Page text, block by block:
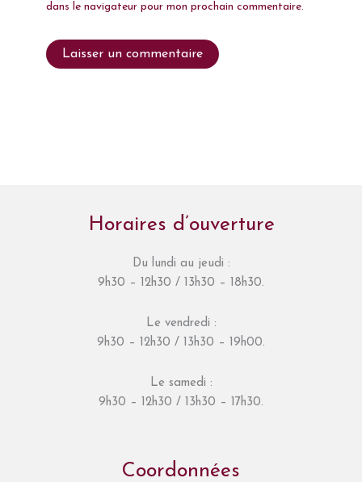
dans le navigateur pour mon prochain commentaire.
Horaires d’ouverture
Du lundi au jeudi :
9h30 – 12h30 / 13h30 – 18h30.
Le vendredi :
9h30 – 12h30 / 13h30 – 19h00.
Le samedi :
9h30 – 12h30 / 13h30 – 17h30.
Coordonnées